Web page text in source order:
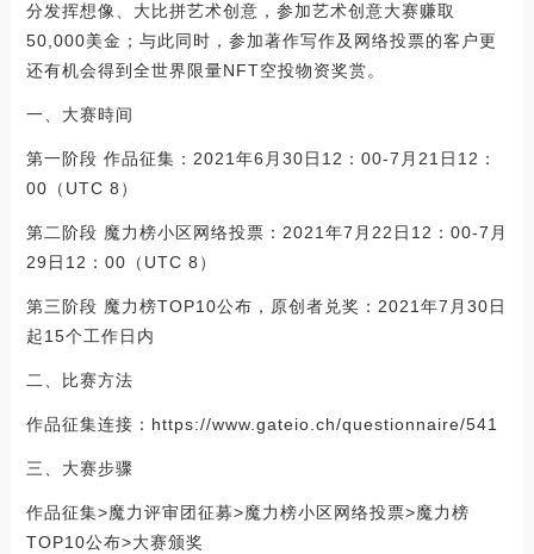
分发挥想像、大比拼艺术创意，参加艺术创意大赛赚取
50,000美金；与此同时，参加著作写作及网络投票的客户更
还有机会得到全世界限量NFT空投物资奖赏。
一、大赛時间
第一阶段 作品征集：2021年6月30日12：00-7月21日12：
00（UTC 8）
第二阶段 魔力榜小区网络投票：2021年7月22日12：00-7月
29日12：00（UTC 8）
第三阶段 魔力榜TOP10公布，原创者兑奖：2021年7月30日
起15个工作日内
二、比赛方法
作品征集连接：https://www.gateio.ch/questionnaire/541
三、大赛步骤
作品征集>魔力评审团征募>魔力榜小区网络投票>魔力榜
TOP10公布>大赛颁奖